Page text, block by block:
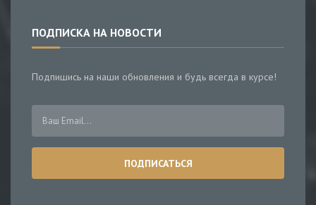
ПОДПИСКА НА НОВОСТИ
Подпишись на наши обновления и будь всегда в курсе!